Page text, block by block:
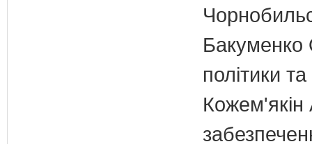
Бакуменко
політики
Кожем'якін